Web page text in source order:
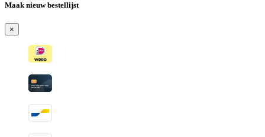
Maak nieuw bestellijst
×